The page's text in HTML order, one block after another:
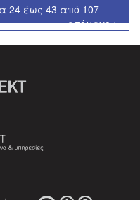
24 έως 43 από 107
επόμενο >